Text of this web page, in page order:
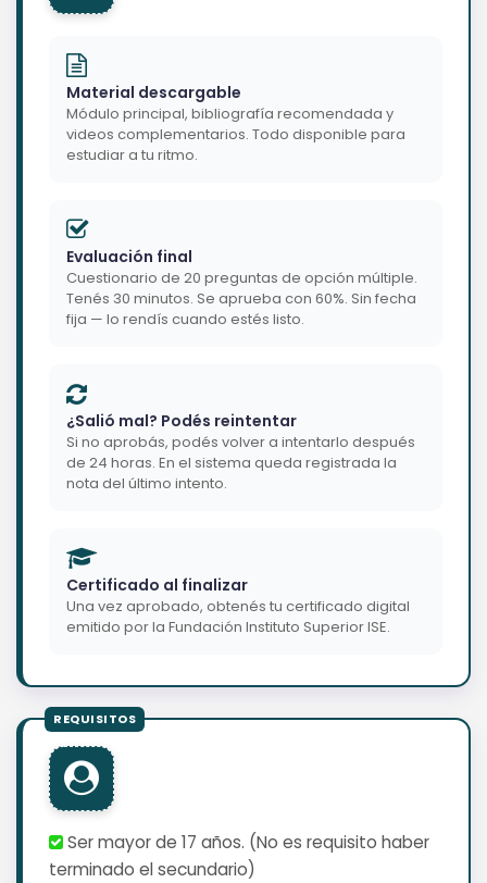
Material descargable
Módulo principal, bibliografía recomendada y
videos complementarios. Todo disponible para
estudiar a tu ritmo.
Evaluación final
Cuestionario de 20 preguntas de opción múltiple.
Tenés 30 minutos. Se aprueba con 60%. Sin fecha
fija — lo rendís cuando estés listo.
¿Salió mal? Podés reintentar
Si no aprobás, podés volver a intentarlo después
de 24 horas. En el sistema queda registrada la
nota del último intento.
Certificado al finalizar
Una vez aprobado, obtenés tu certificado digital
emitido por la Fundación Instituto Superior ISE.
Ser mayor de 17 años. (No es requisito haber
terminado el secundario)